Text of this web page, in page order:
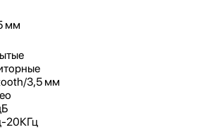
мм
3,5 мм
20КГц